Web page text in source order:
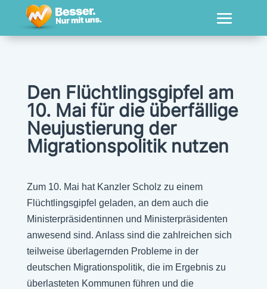
Den Flüchtlingsgipfel am
10. Mai für die überfällige
Neujustierung der
Migrationspolitik nutzen
Zum 10. Mai hat Kanzler Scholz zu einem
Flüchtlingsgipfel geladen, an dem auch die
Ministerpräsidentinnen und Ministerpräsidenten
anwesend sind. Anlass sind die zahlreichen sich
teilweise überlagernden Probleme in der
deutschen Migrationspolitik, die im Ergebnis zu
überlasteten Kommunen führen und die